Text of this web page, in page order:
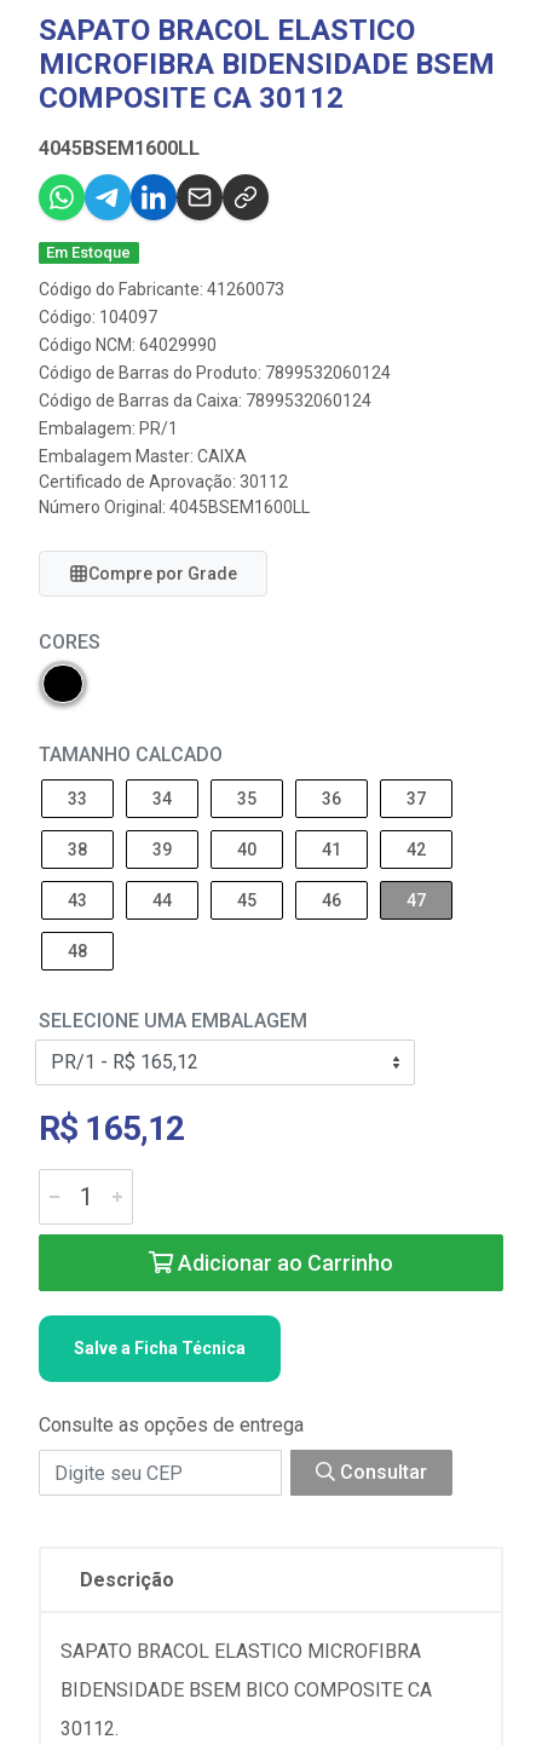
SAPATO BRACOL ELASTICO
MICROFIBRA BIDENSIDADE BSEM
COMPOSITE CA 30112
4045BSEM1600LL
Em Estoque
Código do Fabricante: 41260073
Código: 104097
Código NCM: 64029990
Código de Barras do Produto: 7899532060124
Código de Barras da Caixa: 7899532060124
Embalagem: PR/1
Embalagem Master: CAIXA
Certificado de Aprovação: 30112
Número Original: 4045BSEM1600LL
Compre por Grade
CORES
TAMANHO CALCADO
33 34 35 36 37
38 39 40 41 42
43 44 45 46 47
48
SELECIONE UMA EMBALAGEM
R$ 165,12
Adicionar ao Carrinho
Salve a Ficha Técnica
Consulte as opções de entrega
Consultar
Descrição
SAPATO BRACOL ELASTICO MICROFIBRA
BIDENSIDADE BSEM BICO COMPOSITE CA
30112.